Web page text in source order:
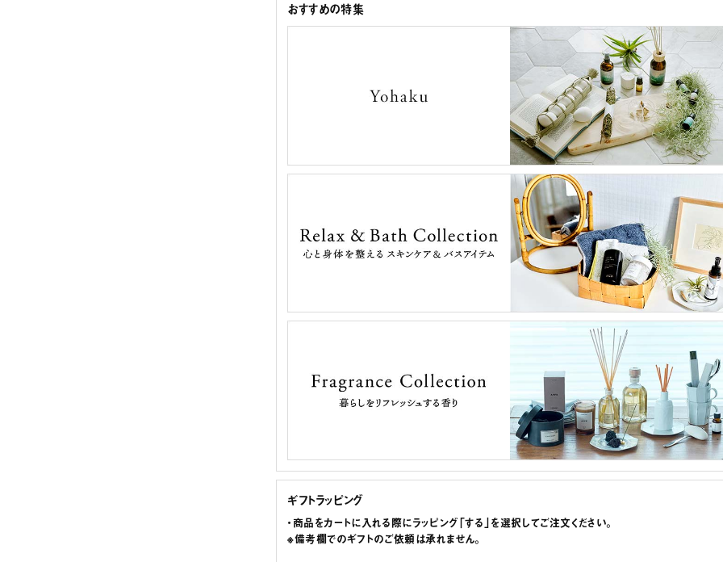
おすすめの特集
ギフトラッピング
・商品をカートに入れる際にラッピング「する」を選択してご注文ください。
※備考欄でのギフトのご依頼は承れません。